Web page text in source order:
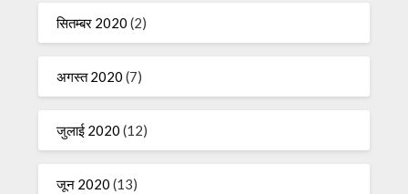
सितम्बर 2020 (2)
अगस्त 2020 (7)
जुलाई 2020 (12)
जून 2020 (13)